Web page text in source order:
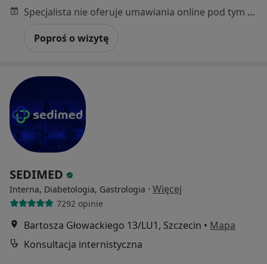
Specjalista nie oferuje umawiania online pod tym adresem.
Poproś o wizytę
SEDIMED
Interna, Diabetologia, Gastrologia · Więcej
7292 opinie
Bartosza Głowackiego 13/LU1, Szczecin • Mapa
Konsultacja internistyczna